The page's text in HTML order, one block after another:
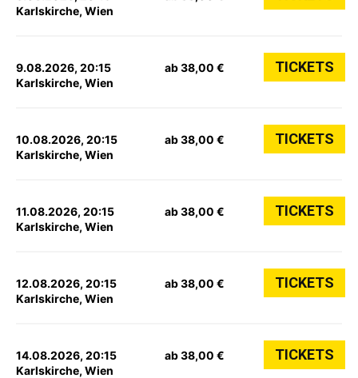
Karlskirche, Wien
9.08.2026, 20:15
Karlskirche, Wien
ab 38,00 € TICKETS
10.08.2026, 20:15
Karlskirche, Wien
ab 38,00 € TICKETS
11.08.2026, 20:15
Karlskirche, Wien
ab 38,00 € TICKETS
12.08.2026, 20:15
Karlskirche, Wien
ab 38,00 € TICKETS
14.08.2026, 20:15
Karlskirche, Wien
ab 38,00 € TICKETS